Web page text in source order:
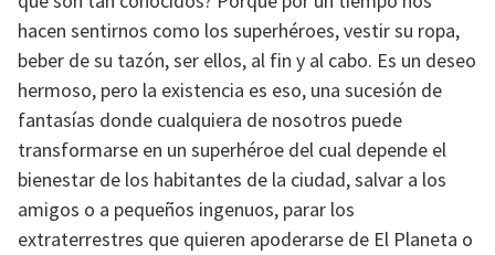
hacen sentirnos como los superhéroes, vestir su ropa,
beber de su tazón, ser ellos, al fin y al cabo. Es un deseo
hermoso, pero la existencia es eso, una sucesión de
fantasías donde cualquiera de nosotros puede
transformarse en un superhéroe del cual depende el
bienestar de los habitantes de la ciudad, salvar a los
amigos o a pequeños ingenuos, parar los
extraterrestres que quieren apoderarse de El Planeta o